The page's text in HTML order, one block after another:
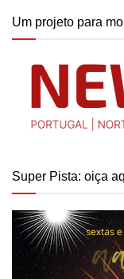
Um projeto para
Super Pista: oiça